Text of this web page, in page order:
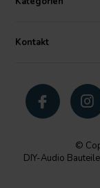
Kontakt
©
DIY-Audio